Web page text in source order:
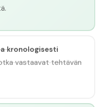
kronologisesti
vastaavat tehtävän